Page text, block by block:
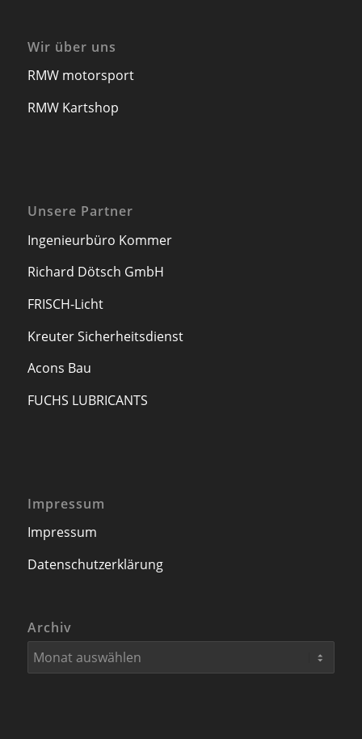
Wir über uns
RMW motorsport
RMW Kartshop
Unsere Partner
Ingenieurbüro Kommer
Richard Dötsch GmbH
FRISCH-Licht
Kreuter Sicherheitsdienst
Acons Bau
FUCHS LUBRICANTS
Impressum
Impressum
Datenschutzerklärung
Archiv